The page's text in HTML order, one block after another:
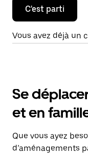
C'est parti
Vous avez déjà un
Se
et en
Que vous ayez
d’aménagements